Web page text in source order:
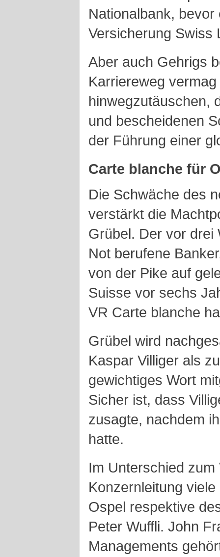
Nationalbank,
Versicherung Swiss
Aber auch Gehrigs
Karriereweg
hinwegzutäuschen,
und bescheidenen
der Führung einer
Carte blanche für
Die Schwäche des
verstärkt die
Grübel. Der vor drei
Not berufene
von der Pike auf
Suisse vor sechs
VR Carte blanche
Grübel wird
Kaspar Villiger als
gewichtiges Wort
Sicher ist, dass
zusagte, nachdem
hatte.
Im Unterschied
Konzernleitung
Ospel respektive
Peter Wuffli. John
Managements